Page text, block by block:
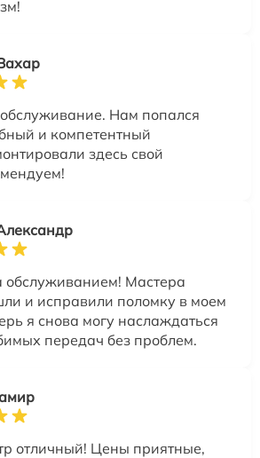
Нам попался
и компетентный
здесь свой
обслуживанием! Мастера
и исправили поломку в моем
я снова могу наслаждаться
передач без проблем.
отличный! Цены приятные,